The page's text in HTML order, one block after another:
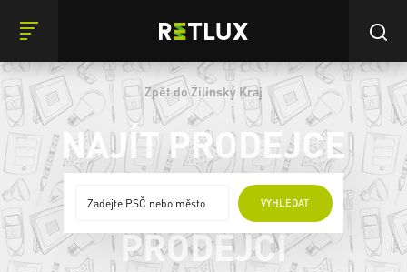
Zpět do Žilinský Kraj
NAJÍT PRODEJCE
VYHLEDAT
ONLINE
PRODEJCI